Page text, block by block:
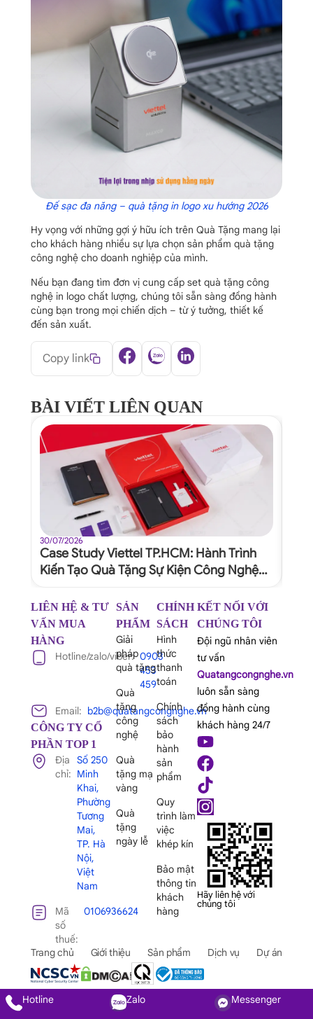
Đế sạc đa năng – quà tặng in logo xu hướng 2026
Hy vọng với những gợi ý hữu ích trên Quà Tặng mang lại
cho khách hàng nhiều sự lựa chọn sản phẩm quà tặng
công nghệ cho doanh nghiệp của mình.
Nếu bạn đang tìm đơn vị cung cấp set quà tặng công
nghệ in logo chất lượng, chúng tôi sẵn sàng đồng hành
cùng bạn trong mọi chiến dịch – từ ý tưởng, thiết kế
đến sản xuất.
Copy link
BÀI VIẾT LIÊN QUAN
30/07/2026
Case Study Viettel TP.HCM: Hành Trình
Kiến Tạo Quà Tặng Sự Kiện Công Nghệ
LIÊN HỆ & TƯ
VẤN MUA
HÀNG
Hotline/zalo/viber: 0903
453
459
Email: b2b@quatangcongnghe.vn
CÔNG TY CỔ
PHẦN TOP 1
Địa
chỉ:
Số 250
Minh
Khai,
Phường
Tương
Mai,
TP. Hà
Nội,
Việt
Nam
Mã
số
thuế:
0106936624
SẢN
PHẨM
Giải
pháp
quà tặng
Quà
tặng
công
nghệ
Quà
tặng mạ
vàng
Quà
tặng
ngày lễ
CHÍNH
SÁCH
Hình
thức
thanh
toán
Chính
sách
bảo
hành
sản
phẩm
Quy
trình làm
việc
khép kín
Bảo mật
thông tin
khách
hàng
KẾT NỐI VỚI
CHÚNG TÔI
Đội ngũ nhân viên
tư vấn
Quatangcongnghe.vn
luôn sẵn sàng
đồng hành cùng
khách hàng 24/7
Hãy liên hệ với
chúng tôi
Hotline Zalo Messenger
Trang chủ Giới thiệu Sản phẩm Dịch vụ Dự án